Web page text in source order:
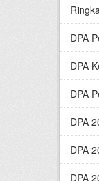
DPA
DPA
DPA
DPA
DPA
DPA